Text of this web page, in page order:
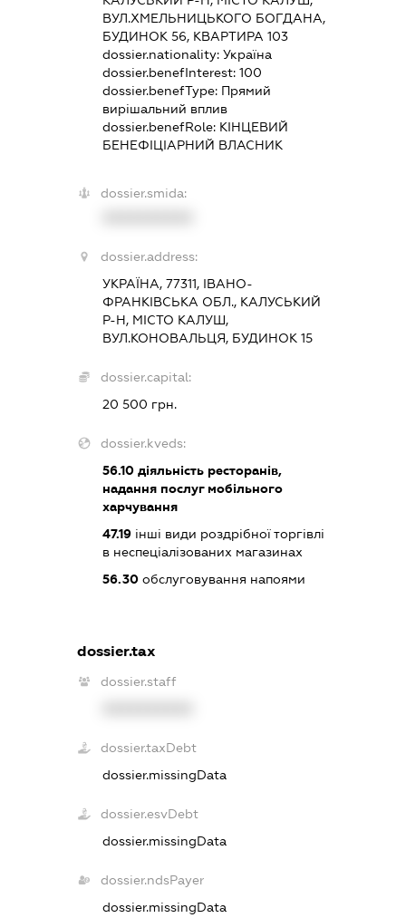
ВУЛ.ХМЕЛЬНИЦЬКОГО БОГДАНА,
БУДИНОК 56, КВАРТИРА 103
dossier.nationality: Україна
dossier.benefInterest: 100
dossier.benefType: Прямий
вирішальний вплив
dossier.benefRole: КІНЦЕВИЙ
БЕНЕФІЦІАРНИЙ ВЛАСНИК
dossier.smida:
dossier.address:
УКРАЇНА, 77311, ІВАНО-
ФРАНКІВСЬКА ОБЛ., КАЛУСЬКИЙ
Р-Н, МІСТО КАЛУШ,
ВУЛ.КОНОВАЛЬЦЯ, БУДИНОК 15
dossier.capital:
20 500 грн.
dossier.kveds:
56.10діяльність ресторанів,
надання послуг мобільного
харчування
47.19інші види роздрібної торгівлі
в неспеціалізованих магазинах
56.30обслуговування напоями
dossier.tax
dossier.staff
dossier.taxDebt
dossier.missingData
dossier.esvDebt
dossier.missingData
dossier.ndsPayer
dossier.missingData